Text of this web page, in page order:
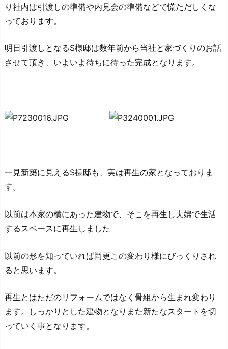
り社内は引渡しの準備や内見会の準備などで慌ただしくな
っております。
明日引渡しとなるS様邸は数年前から当社と家づくりのお話
させて頂き、いよいよ待ちに待った完成となります。
一見新築に見えるS様邸も、実は再生の家となっておりま
す。
以前は本家の横にあった建物で、そこを再生し夫婦で生活
するスペースに再生しました
以前の形を知っていれば尚更この変わり様にびっくりされ
ると思います。
再生とはただのリフォームではなく骨組から生まれ変わり
ます。しっかりとした建物となりまた新たなスタートを切
っていく事となります。